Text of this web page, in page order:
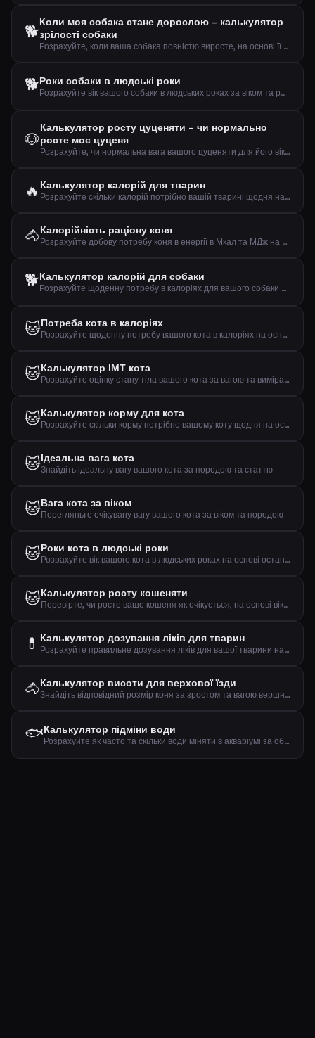
🐕Коли моя собака стане дорослою – калькулятор
зрілості собаки
Розрахуйте, коли ваша собака повністю виросте, на основі її розміру та поточного віку
🐕Роки собаки в людські роки
Розрахуйте вік вашого собаки в людських роках за віком та розміром породи
🐶
Калькулятор росту цуценяти – чи нормально
росте моє цуценя
Розрахуйте, чи нормальна вага вашого цуценяти для його віку порівняно з очікуваною вагою дорослого
🔥 Калькулятор калорій для тварин
Розрахуйте скільки калорій потрібно вашій тварині щодня на основі типу тварини, ваги та рівня активності
🐴Калорійність раціону коня
Розрахуйте добову потребу коня в енергії в Мкал та МДж на основі ваги та рівня активності
🐕Калькулятор калорій для собаки
Розрахуйте щоденну потребу в калоріях для вашого собаки на основі ваги, активності та стерилізації
🐱Потреба кота в калоріях
Розрахуйте щоденну потребу вашого кота в калоріях на основі ваги, активності та стерилізації
🐱Калькулятор ІМТ кота
Розрахуйте оцінку стану тіла вашого кота за вагою та вимірами
🐱Калькулятор корму для кота
Розрахуйте скільки корму потрібно вашому коту щодня на основі ваги, активності та віку
🐱Ідеальна вага кота
Знайдіть ідеальну вагу вашого кота за породою та статтю
🐱Вага кота за віком
Перегляньте очікувану вагу вашого кота за віком та породою
🐱Роки кота в людські роки
Розрахуйте вік вашого кота в людських роках на основі останніх досліджень
🐱Калькулятор росту кошеняти
Перевірте, чи росте ваше кошеня як очікується, на основі віку та ваги
💊 Калькулятор дозування ліків для тварин
Розрахуйте правильне дозування ліків для вашої тварини на основі ваги, дози на кг та плану лікування
🐴Калькулятор висоти для верхової їзди
Знайдіть відповідний розмір коня за зростом та вагою вершника
🐟Калькулятор підміни води
Розрахуйте як часто та скільки води міняти в акваріумі за об'ємом, кількістю риб та рослин